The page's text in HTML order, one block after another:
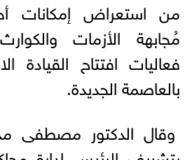
من استعراض إمكانات
مُجابهة الأزمات
فعاليات افتتاح القيادة
بالعاصمة الجديدة.
وقال الدكتور مصطفى